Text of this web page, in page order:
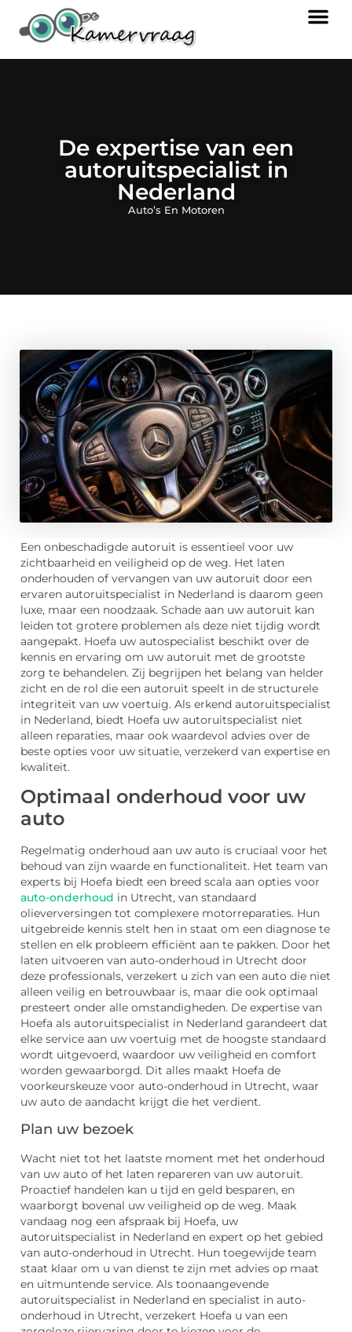
De expertise van een
autoruitspecialist in
Nederland
Auto’s En Motoren
Een onbeschadigde autoruit is essentieel voor uw
zichtbaarheid en veiligheid op de weg. Het laten
onderhouden of vervangen van uw autoruit door een
ervaren autoruitspecialist in Nederland is daarom geen
luxe, maar een noodzaak. Schade aan uw autoruit kan
leiden tot grotere problemen als deze niet tijdig wordt
aangepakt. Hoefa uw autospecialist beschikt over de
kennis en ervaring om uw autoruit met de grootste
zorg te behandelen. Zij begrijpen het belang van helder
zicht en de rol die een autoruit speelt in de structurele
integriteit van uw voertuig. Als erkend autoruitspecialist
in Nederland, biedt Hoefa uw autoruitspecialist niet
alleen reparaties, maar ook waardevol advies over de
beste opties voor uw situatie, verzekerd van expertise en
kwaliteit.
Optimaal onderhoud voor uw
auto
Regelmatig onderhoud aan uw auto is cruciaal voor het
behoud van zijn waarde en functionaliteit. Het team van
experts bij Hoefa biedt een breed scala aan opties voor
auto-onderhoud in Utrecht, van standaard
olieverversingen tot complexere motorreparaties. Hun
uitgebreide kennis stelt hen in staat om een diagnose te
stellen en elk probleem efficiënt aan te pakken. Door het
laten uitvoeren van auto-onderhoud in Utrecht door
deze professionals, verzekert u zich van een auto die niet
alleen veilig en betrouwbaar is, maar die ook optimaal
presteert onder alle omstandigheden. De expertise van
Hoefa als autoruitspecialist in Nederland garandeert dat
elke service aan uw voertuig met de hoogste standaard
wordt uitgevoerd, waardoor uw veiligheid en comfort
worden gewaarborgd. Dit alles maakt Hoefa de
voorkeurskeuze voor auto-onderhoud in Utrecht, waar
uw auto de aandacht krijgt die het verdient.
Plan uw bezoek
Wacht niet tot het laatste moment met het onderhoud
van uw auto of het laten repareren van uw autoruit.
Proactief handelen kan u tijd en geld besparen, en
waarborgt bovenal uw veiligheid op de weg. Maak
vandaag nog een afspraak bij Hoefa, uw
autoruitspecialist in Nederland en expert op het gebied
van auto-onderhoud in Utrecht. Hun toegewijde team
staat klaar om u van dienst te zijn met advies op maat
en uitmuntende service. Als toonaangevende
autoruitspecialist in Nederland en specialist in auto-
onderhoud in Utrecht, verzekert Hoefa u van een